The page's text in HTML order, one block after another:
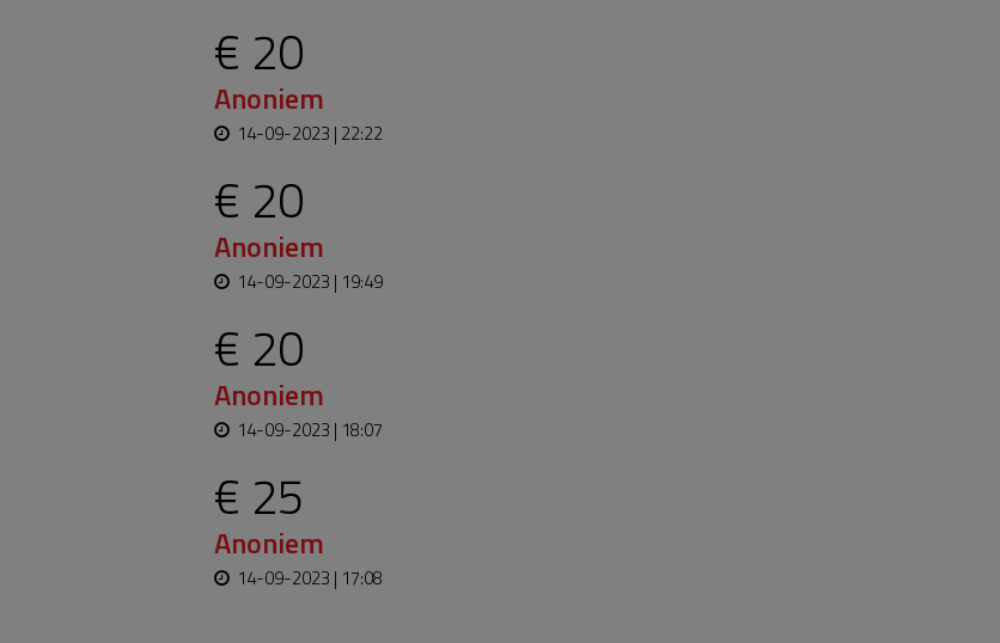
€ 20
Anoniem
14-09-2023 | 22:22
€ 20
Anoniem
14-09-2023 | 19:49
€ 20
Anoniem
14-09-2023 | 18:07
€ 25
Anoniem
14-09-2023 | 17:08